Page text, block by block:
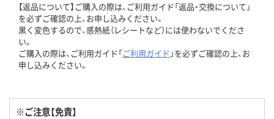
【返品について】ご購入の際は、ご利用ガイド「返品・交換について」
を必ずご確認の上、お申し込みください。
黒く変色するので、感熱紙（レシートなど）には使わないでくださ
い。
ご購入の際は、ご利用ガイド「ご利用ガイド 」を必ずご確認の上、お
申し込みください。
※ご注意【免責】